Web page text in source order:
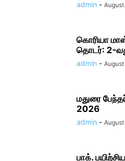
admin -
கொரியா
தொடர்: 2-
admin -
மதுரை
2026
admin -
பாக்.